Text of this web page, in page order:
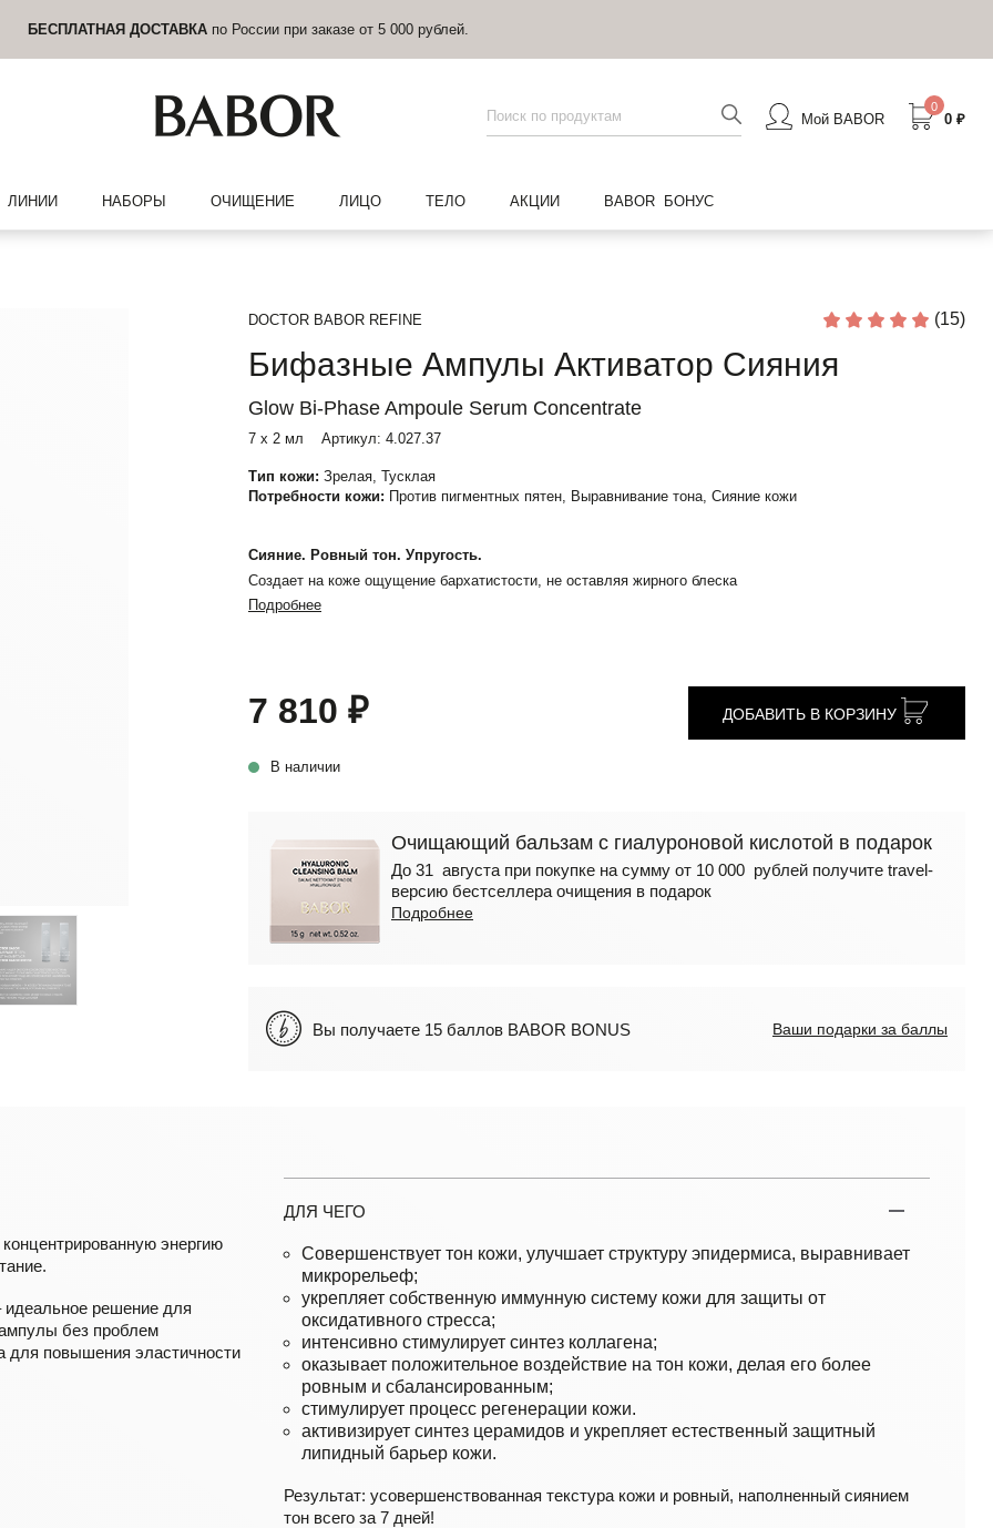
БЕСПЛАТНАЯ ДОСТАВКА по России при заказе от 5 000 рублей.
Мой BABOR
0
0 ₽
ЛИНИИ НАБОРЫ ОЧИЩЕНИЕ ЛИЦО ТЕЛО АКЦИИ BABOR БОНУС
DOCTOR BABOR REFINE (15)
Бифазные Ампулы Активатор Сияния
Glow Bi-Phase Ampoule Serum Concentrate
7 x 2 мл Артикул: 4.027.37
Тип кожи: Зрелая, Тусклая
Потребности кожи: Против пигментных пятен, Выравнивание тона, Сияние кожи
Сияние. Ровный тон. Упругость.
Создает на коже ощущение бархатистости, не оставляя жирного блеска
Подробнее
7 810 ₽
В наличии
ДОБАВИТЬ В КОРЗИНУ
Очищающий бальзам с гиалуроновой кислотой в подарок
До 31 августа при покупке на сумму от 10 000 рублей получите travel-
версию бестселлера очищения в подарок
Подробнее
Вы получаете 15 баллов BABOR BONUS Ваши подарки за баллы
энергию
решение для
без проблем
повышения эластичности
ДЛЯ ЧЕГО
Совершенствует тон кожи, улучшает структуру эпидермиса, выравнивает
микрорельеф;
укрепляет собственную иммунную систему кожи для защиты от
оксидативного стресса;
интенсивно стимулирует синтез коллагена;
оказывает положительное воздействие на тон кожи, делая его более
ровным и сбалансированным;
стимулирует процесс регенерации кожи.
активизирует синтез церамидов и укрепляет естественный защитный
липидный барьер кожи.
Результат: усовершенствованная текстура кожи и ровный, наполненный сиянием
тон всего за 7 дней!